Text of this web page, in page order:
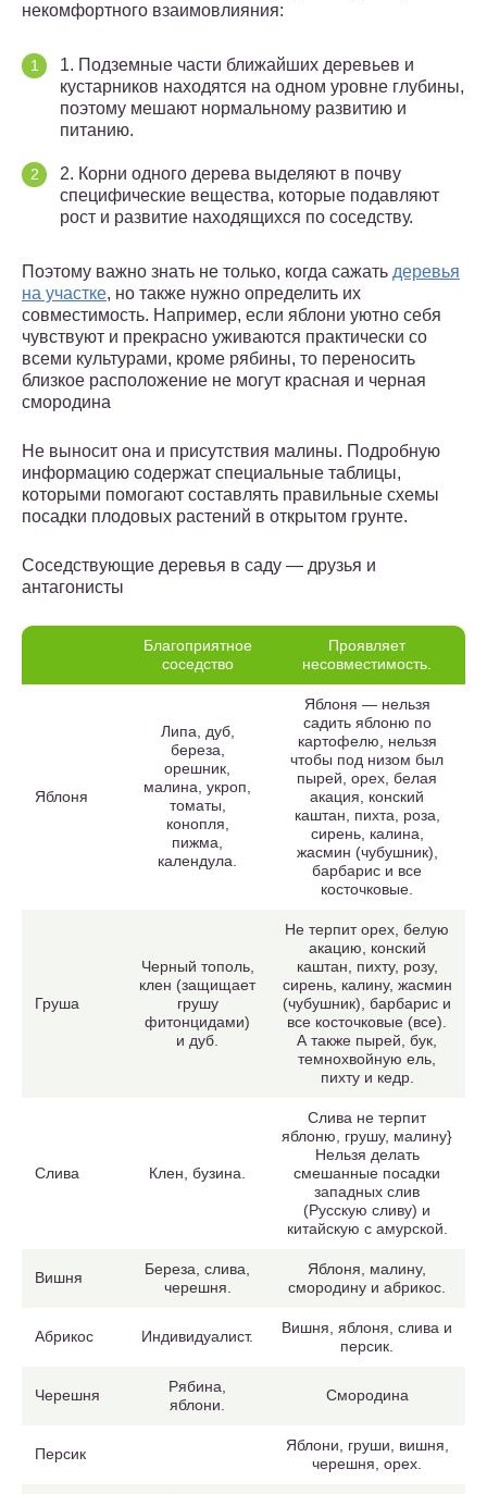
некомфортного взаимовлияния:
1. Подземные части ближайших деревьев и
кустарников находятся на одном уровне глубины,
поэтому мешают нормальному развитию и
питанию.
2. Корни одного дерева выделяют в почву
специфические вещества, которые подавляют
рост и развитие находящихся по соседству.
Поэтому важно знать не только, когда сажать деревья
на участке, но также нужно определить их
совместимость. Например, если яблони уютно себя
чувствуют и прекрасно уживаются практически со
всеми культурами, кроме рябины, то переносить
близкое расположение не могут красная и черная
смородина
Не выносит она и присутствия малины. Подробную
информацию содержат специальные таблицы,
которыми помогают составлять правильные схемы
посадки плодовых растений в открытом грунте.
Соседствующие деревья в саду — друзья и
антагонисты
Благоприятное
соседство
Проявляет
несовместимость.
Яблоня
Липа, дуб,
береза,
орешник,
малина, укроп,
томаты,
конопля,
пижма,
календула.
Яблоня — нельзя
садить яблоню по
картофелю, нельзя
чтобы под низом был
пырей, орех, белая
акация, конский
каштан, пихта, роза,
сирень, калина,
жасмин (чубушник),
барбарис и все
косточковые.
Груша
Черный тополь,
клен (защищает
грушу
фитонцидами)
и дуб.
Не терпит орех, белую
акацию, конский
каштан, пихту, розу,
сирень, калину, жасмин
(чубушник), барбарис и
все косточковые (все).
А также пырей, бук,
темнохвойную ель,
пихту и кедр.
Слива Клен, бузина.
Слива не терпит
яблоню, грушу, малину}
Нельзя делать
смешанные посадки
западных слив
(Русскую сливу) и
китайскую с амурской.
Вишня
Береза, слива,
черешня.
Яблоня, малину,
смородину и абрикос.
Абрикос Индивидуалист.
Вишня, яблоня, слива и
персик.
Черешня
Рябина,
яблони.
Смородина
Персик
Яблони, груши, вишня,
черешня, орех.